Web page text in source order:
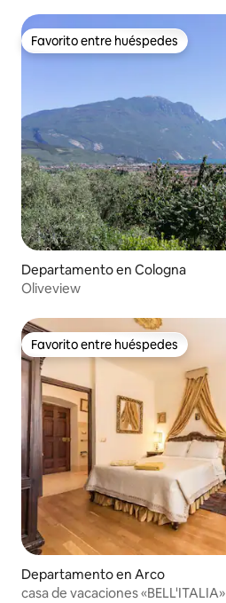
Favorito entre huéspedes
Favorito entre huéspedes
Departamento en Cologna
Oliveview
Favorito entre huéspedes
Favorito entre huéspedes
Departamento en Arco
casa de vacaciones «BELL'ITALIA»